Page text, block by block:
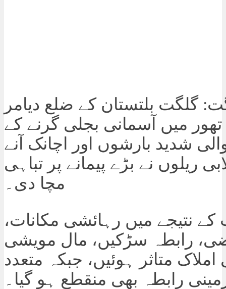
گلگت بلتستان کے ضلع دیامر
تھور میں آسمانی بجلی گرنے کے
شدید بارشوں اور اچانک آنے
ریلوں نے بڑے پیمانے پر تباہی
مچا دی۔
کے نتیجے میں رہائشی مکانات،
رابطہ سڑکیں، مال مویشی
املاک متاثر ہوئیں، جبکہ متعدد
رابطہ بھی منقطع ہو گیا۔